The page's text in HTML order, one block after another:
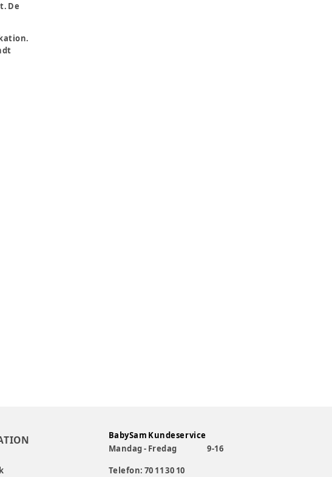
De
BabySam Kundeservice
Mandag - Fredag
9-16
Telefon: 70 11 30 10